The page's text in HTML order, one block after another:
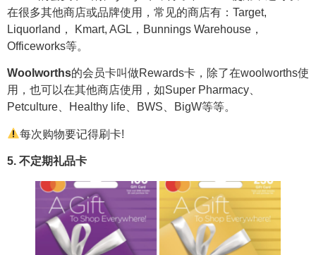
在很多其他商店或品牌使用，常见的商店有：Target,
Liquorland， Kmart, AGL，Bunnings Warehouse，
Officeworks等。
Woolworths的会员卡叫做Rewards卡，除了在woolworths使
用，也可以在其他商店使用，如Super Pharmacy、
Petculture、Healthy life、BWS、BigW等等。
每次购物要记得刷卡!
5. 不定期礼品卡